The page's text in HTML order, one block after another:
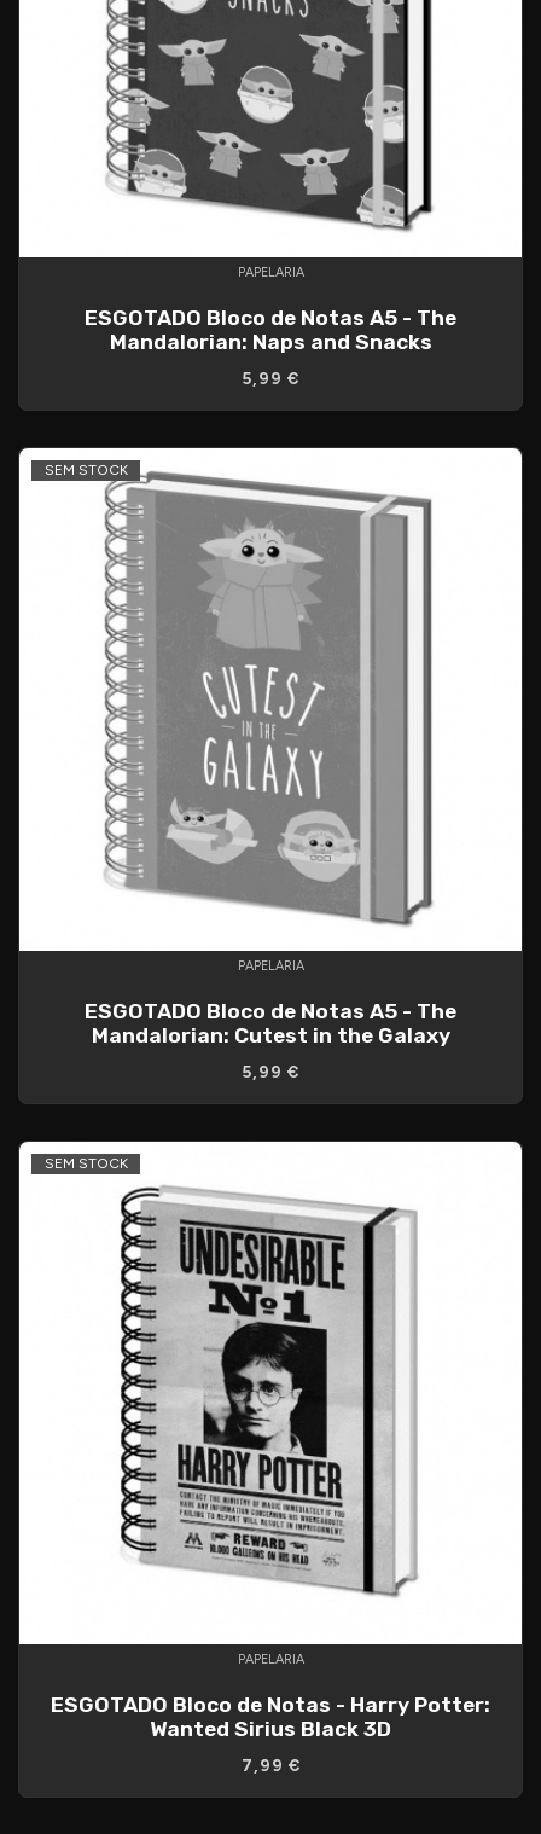
PAPELARIA
ESGOTADO Bloco de Notas A5 - The
Mandalorian: Naps and Snacks
5,99 €
SEM STOCK
PAPELARIA
ESGOTADO Bloco de Notas A5 - The
Mandalorian: Cutest in the Galaxy
5,99 €
SEM STOCK
PAPELARIA
ESGOTADO Bloco de Notas - Harry Potter:
Wanted Sirius Black 3D
7,99 €